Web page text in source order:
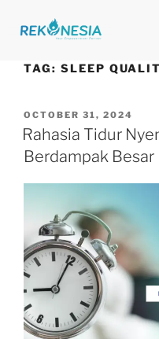
TAG: SLEEP
OCTOBER 31, 2024
Rahasia Tidur
Berdampak Besar